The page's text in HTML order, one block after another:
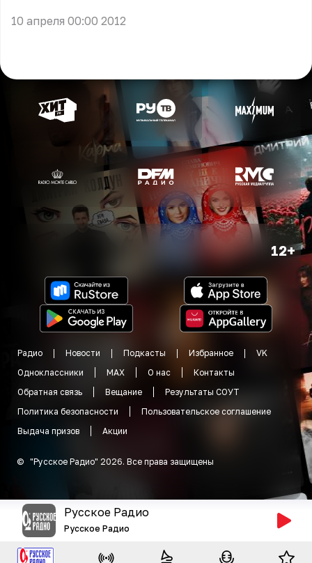
10 апреля 00:00 2012
12+
Радио Новости Подкасты Избранное
VK
Одноклассники
MAX О нас
Контакты
Обратная связь
Вещание
Результаты СОУТ
Политика безопасности
Пользовательское соглашение
Выдача призов
Акции
© "Русское Радио" 2026. Все права защищены
Русское Радио
Русское Радио